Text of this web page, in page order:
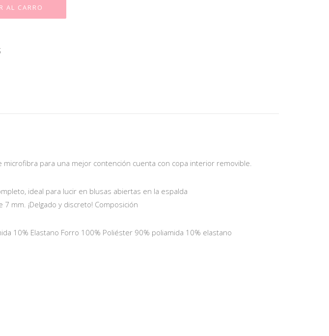
microfibra para una mejor contención cuenta con copa interior removible.
ideal para lucir en blusas abiertas en la espalda
mm. ¡Delgado y discreto! Composición
10% Elastano Forro 100% Poliéster 90% poliamida 10% elastano